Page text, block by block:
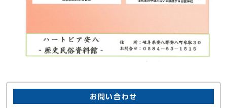
お問い合わせ